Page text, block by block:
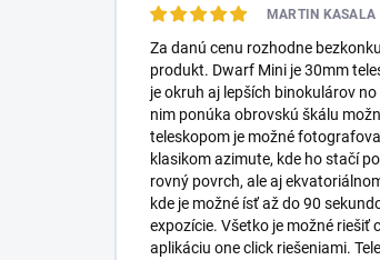
MARTIN KASALA
Za danú cenu rozhodne
produkt. Dwarf Mini je 30mm
je okruh aj lepších binokulárov
nim ponúka obrovskú škálu
teleskopom je možné
klasikom azimute, kde ho stačí
rovný povrch, ale aj
kde je možné ísť až do 90
expozície. Všetko je možné riešiť
aplikáciu one click riešeniami.